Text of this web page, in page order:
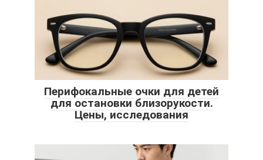
Перифокальные очки для детей
для остановки близорукости.
Цены, исследования